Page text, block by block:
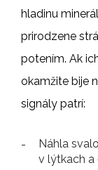
hladinu
prirodzene
potením. Ak
okamžite bije
signály patrí:
Náhla
v lýtkach a